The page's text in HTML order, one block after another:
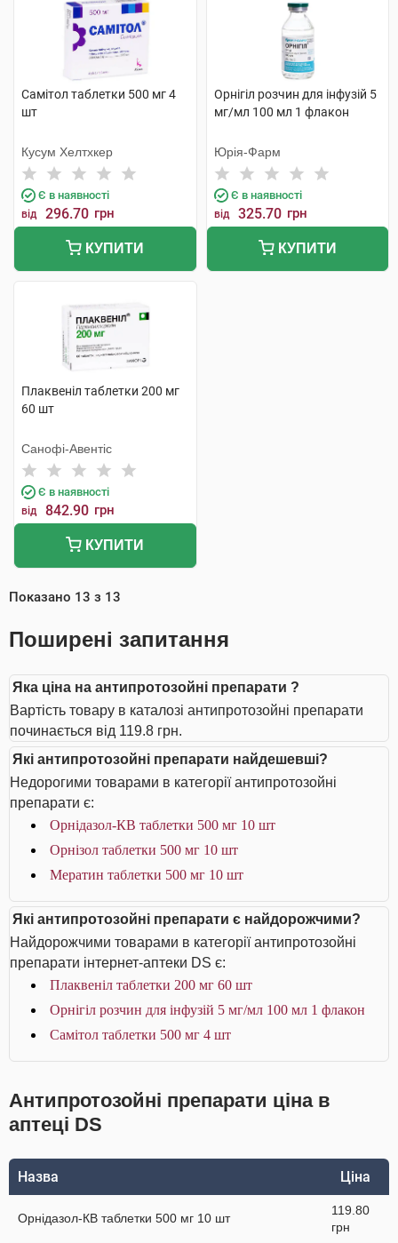
Самітол таблетки 500 мг 4
шт
Кусум Хелтхкер
Є в наявності
від 296.70 грн
КУПИТИ
Орнігіл розчин для інфузій 5
мг/мл 100 мл 1 флакон
Юрія-Фарм
Є в наявності
від 325.70 грн
КУПИТИ
Плаквеніл таблетки 200 мг
60 шт
Санофі-Авентіс
Є в наявності
від 842.90 грн
КУПИТИ
Показано 13 з 13
Поширені запитання
Яка ціна на антипротозойні препарати ?
Вартість товару в каталозі антипротозойні препарати
починається від 119.8 грн.
Які антипротозойні препарати найдешевші?
Недорогими товарами в категорії антипротозойні
препарати є:
Орнідазол-КВ таблетки 500 мг 10 шт
Орнізол таблетки 500 мг 10 шт
Мератин таблетки 500 мг 10 шт
Які антипротозойні препарати є найдорожчими?
Найдорожчими товарами в категорії антипротозойні
препарати інтернет-аптеки DS є:
Плаквеніл таблетки 200 мг 60 шт
Орнігіл розчин для інфузій 5 мг/мл 100 мл 1 флакон
Самітол таблетки 500 мг 4 шт
Антипротозойні препарати ціна в
аптеці DS
Назва Ціна
Орнідазол-КВ таблетки 500 мг 10 шт
119.80
грн